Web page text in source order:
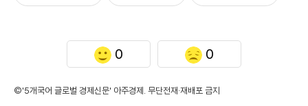
0 0
©'5개국어 글로벌 경제신문' 아주경제. 무단전재·재배포 금지